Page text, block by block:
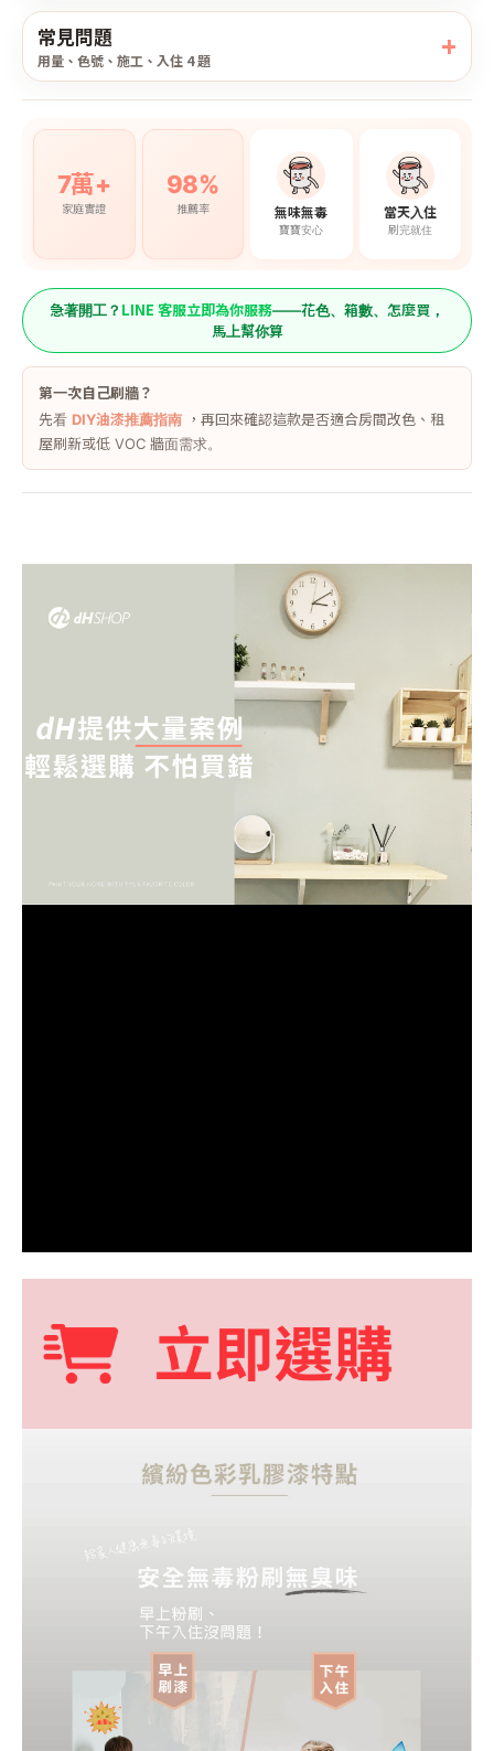
常見問題
用量、色號、施工、入住 4 題
7萬+
家庭實證
98%
推薦率 無味無毒
寶寶安心
當天入住
刷完就住
急著開工？ LINE 客服立即為你服務——花色、箱數、怎麼買，
馬上幫你算
第一次自己刷牆？
先看 DIY油漆推薦指南 ，再回來確認這款是否適合房間改色、租
屋刷新或低 VOC 牆面需求。